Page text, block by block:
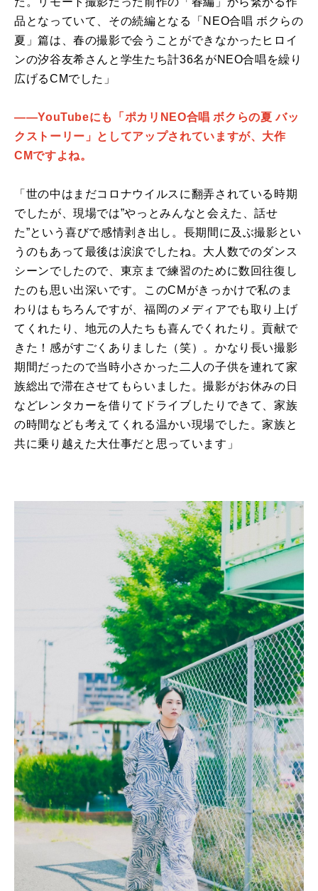
品となっていて、その続編となる「NEO合唱 ボクらの
夏」篇は、春の撮影で会うことができなかったヒロイ
ンの汐谷友希さんと学生たち計36名がNEO合唱を繰り
広げるCMでした」
――YouTubeにも「ポカリNEO合唱 ボクらの夏 バッ
クストーリー」としてアップされていますが、大作
CMですよね。
「世の中はまだコロナウイルスに翻弄されている時期
でしたが、現場では”やっとみんなと会えた、話せ
た”という喜びで感情剥き出し。長期間に及ぶ撮影とい
うのもあって最後は涙涙でしたね。大人数でのダンス
シーンでしたので、東京まで練習のために数回往復し
たのも思い出深いです。このCMがきっかけで私のま
わりはもちろんですが、福岡のメディアでも取り上げ
てくれたり、地元の人たちも喜んでくれたり。貢献で
きた！感がすごくありました（笑）。かなり長い撮影
期間だったので当時小さかった二人の子供を連れて家
族総出で滞在させてもらいました。撮影がお休みの日
などレンタカーを借りてドライブしたりできて、家族
の時間なども考えてくれる温かい現場でした。家族と
共に乗り越えた大仕事だと思っています」